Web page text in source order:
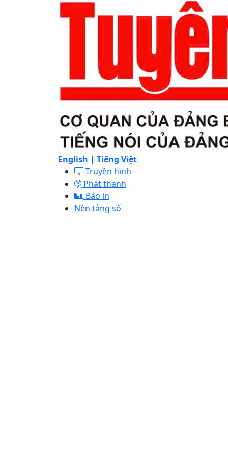
English | Tiếng Việt
Truyền hình
Phát thanh
Báo in
Nền tảng số